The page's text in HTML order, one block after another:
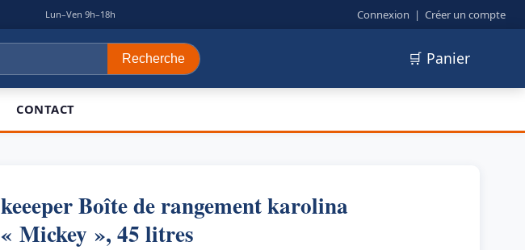
Lun–Ven 9h–18h Connexion | Créer un compte
Recherche 🛒 Panier
CONTACT
keeeper Boîte de rangement karolina
« Mickey », 45 litres